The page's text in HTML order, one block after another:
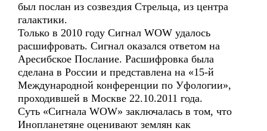
был послан из созвездия Стрельца, из центра
галактики.
Только в 2010 году Сигнал WOW удалось
расшифровать. Сигнал оказался ответом на
Аресибское Послание. Расшифровка была
сделана в России и представлена на «15-й
Международной конференции по Уфологии»,
проходившей в Москве 22.10.2011 года.
Суть «Сигнала WOW» заключалась в том, что
Инопланетяне оценивают землян как